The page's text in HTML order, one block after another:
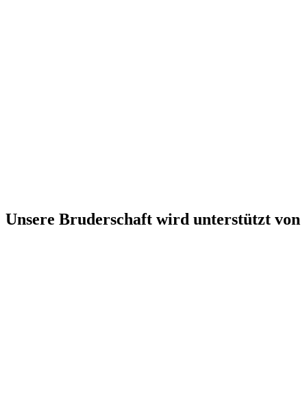
Unsere Bruderschaft wird unterstützt von